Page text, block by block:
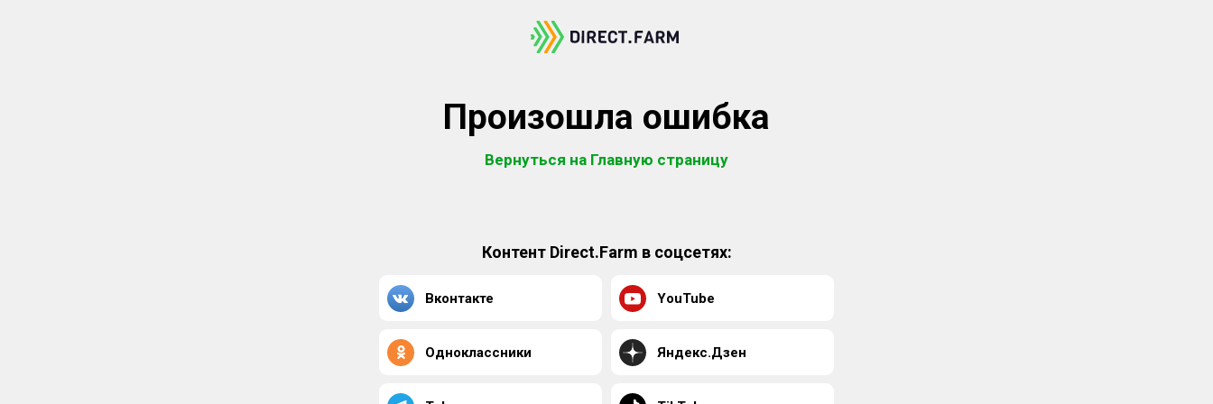
Произошла ошибка
Вернуться на Главную страницу
Контент Direct.Farm в соцсетях:
Вконтакте YouTube
Одноклассники Яндекс.Дзен